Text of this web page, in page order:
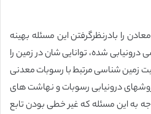
را بادرنظرگرفتن این مسئله بهینه
شده، توانایی شان در زمین را
زمین شناسی مرتبط با رسوبات معدنی
درونیابی رسوبات و نهاشت های
به این مسئله که غیر خطی بودن تابع